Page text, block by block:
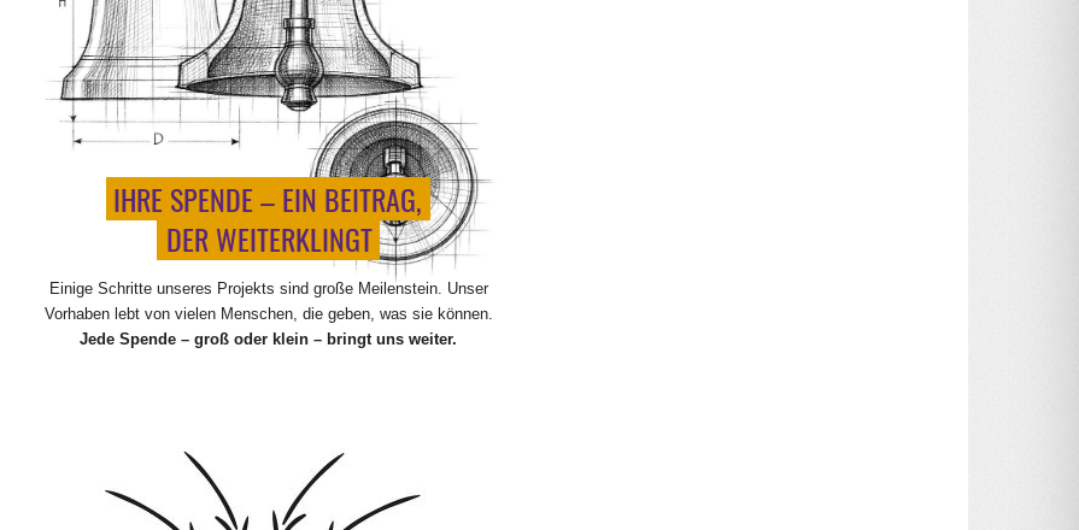
IHRE SPENDE – EIN BEITRAG, _
DER WEITERKLINGT
Einige Schritte unseres Projekts sind große Meilenstein. Unser
Vorhaben lebt von vielen Menschen, die geben, was sie können.
Jede Spende – groß oder klein – bringt uns weiter.